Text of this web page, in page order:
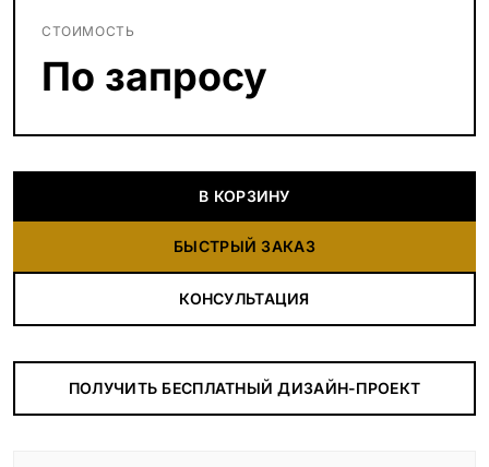
СТОИМОСТЬ
По запросу
В КОРЗИНУ
БЫСТРЫЙ ЗАКАЗ
КОНСУЛЬТАЦИЯ
ПОЛУЧИТЬ БЕСПЛАТНЫЙ ДИЗАЙН-ПРОЕКТ